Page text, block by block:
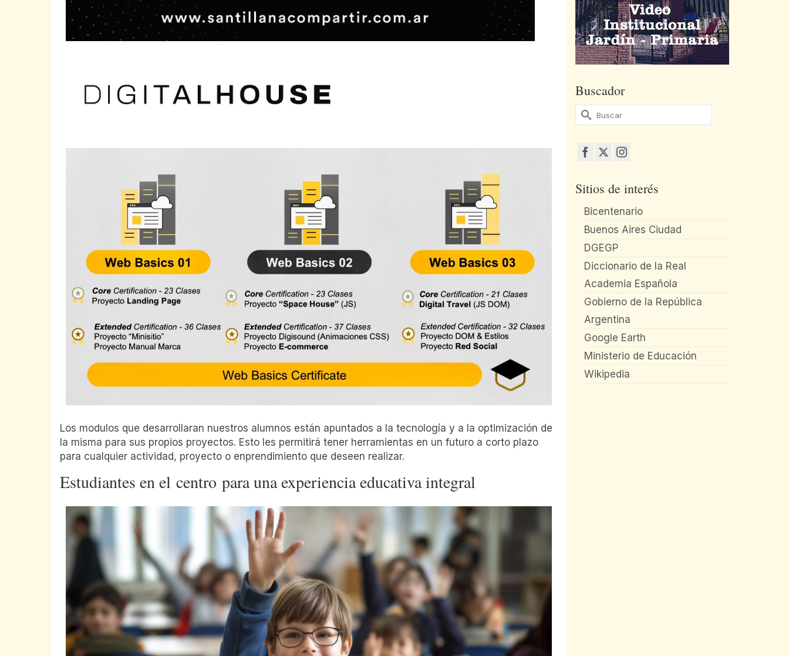
Los modulos que desarrollaran nuestros alumnos están apuntados a la tecnología y a la optimización de
la misma para sus propios proyectos. Esto les permitirá tener herramientas en un futuro a corto plazo
para cualquier actividad, proyecto o enprendimiento que deseen realizar.
Estudiantes en el centro para una experiencia educativa integral
Buscador
Buscar
por:
Sitios de interés
Bicentenario
Buenos Aires Ciudad
DGEGP
Diccionario de la Real
Academia Española
Gobierno de la República
Argentina
Google Earth
Ministerio de Educación
Wikipedia